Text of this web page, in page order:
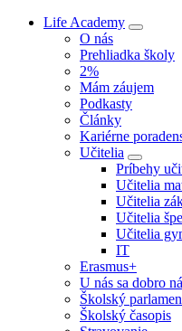
Life Academy
O nás
Prehliadka školy
2%
Mám záujem
Podkasty
Články
Kariérne
Učitelia
Príbehy
Učitelia
Učitelia
Učitelia
Učitelia
IT
Erasmus+
U nás sa dobro
Školský
Školský časopis